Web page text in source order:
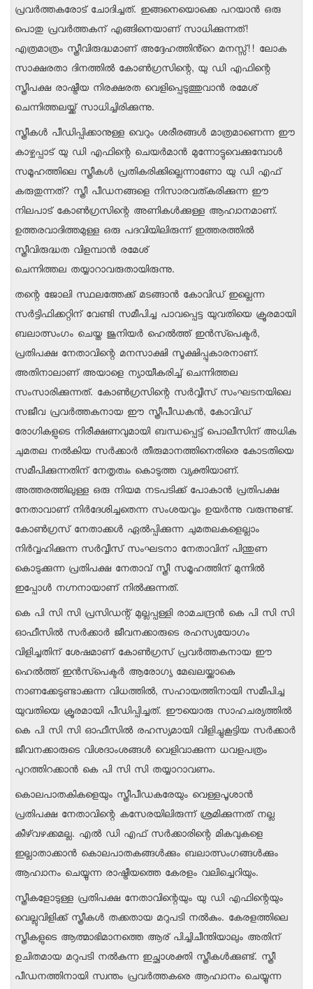
പ്രവർത്തകരോട് ചോദിച്ചത്. ഇങ്ങനെയൊക്കെ പറയാൻ ഒരു
പൊതു പ്രവർത്തകന് എങ്ങിനെയാണ് സാധിക്കുന്നത്!
എത്രമാത്രം സ്ത്രീവിരുദ്ധമാണ് അദ്ദേഹത്തിൻ്റെ മനസ്സ്!! ലോക
സാക്ഷരതാ ദിനത്തിൽ കോൺഗ്രസിന്റെ, യു ഡി എഫിന്റെ
സ്ത്രീപക്ഷ രാഷ്ട്രീയ നിരക്ഷരത വെളിപ്പെടുത്തുവാൻ രമേശ്
ചെന്നിത്തലയ്ക്ക് സാധിച്ചിരിക്കുന്നു.
സ്ത്രീകൾ പീഡിപ്പിക്കാനുള്ള വെറും ശരീരങ്ങൾ മാത്രമാണെന്ന ഈ
കാഴ്ചപ്പാട് യു ഡി എഫിന്റെ ചെയർമാൻ മുന്നോട്ടുവെക്കുമ്പോൾ
സമൂഹത്തിലെ സ്ത്രീകൾ പ്രതികരിക്കില്ലെന്നാണോ യു ഡി എഫ്
കരുതുന്നത്? സ്ത്രീ പീഡനങ്ങളെ നിസാരവത്‌കരിക്കുന്ന ഈ
നിലപാട് കോൺഗ്രസിന്റെ അണികൾക്കുള്ള ആഹ്വാനമാണ്.
ഉത്തരവാദിത്തമുള്ള ഒരു പദവിയിലിരുന്ന് ഇത്തരത്തിൽ
സ്ത്രീവിരുദ്ധത വിളമ്പാൻ രമേശ്
ചെന്നിത്തല തയ്യാറാവരുതായിരുന്നു.
തന്റെ ജോലി സ്ഥലത്തേക്ക് മടങ്ങാൻ കോവിഡ് ഇല്ലെന്ന
സർട്ടിഫിക്കറ്റിന് വേണ്ടി സമീപിച്ച പാവപ്പെട്ട യുവതിയെ ക്രൂരമായി
ബലാത്സംഗം ചെയ്ത ജൂനിയർ ഹെൽത്ത് ഇൻസ്പെക്ടർ,
പ്രതിപക്ഷ നേതാവിന്റെ മനസാക്ഷി സൂക്ഷിപ്പുകാരനാണ്.
അതിനാലാണ് അയാളെ ന്യായീകരിച്ച് ചെന്നിത്തല
സംസാരിക്കുന്നത്. കോൺഗ്രസിന്റെ സർവ്വീസ് സംഘടനയിലെ
സജീവ പ്രവർത്തകനായ ഈ സ്ത്രീപീഡകൻ, കോവിഡ്
രോഗികളുടെ നിരീക്ഷണവുമായി ബന്ധപ്പെട്ട് പൊലീസിന് അധിക
ചുമതല നൽകിയ സർക്കാർ തീരുമാനത്തിനെതിരെ കോടതിയെ
സമീപിക്കുന്നതിന് നേതൃത്വം കൊടുത്ത വ്യക്തിയാണ്.
അത്തരത്തിലുള്ള ഒരു നിയമ നടപടിക്ക് പോകാൻ പ്രതിപക്ഷ
നേതാവാണ് നിർദേശിച്ചതെന്ന സംശയവും ഉയർന്നു വരുന്നുണ്ട്.
കോൺഗ്രസ് നേതാക്കൾ ഏൽപ്പിക്കുന്ന ചുമതലകളെല്ലാം
നിർവ്വഹിക്കുന്ന സർവ്വീസ് സംഘടനാ നേതാവിന് പിന്തുണ
കൊടുക്കുന്ന പ്രതിപക്ഷ നേതാവ് സ്ത്രീ സമൂഹത്തിന് മുന്നിൽ
ഇപ്പോൾ നഗ്നനായാണ് നിൽക്കുന്നത്.
കെ പി സി സി പ്രസിഡന്റ് മുല്ലപ്പള്ളി രാമചന്ദ്രൻ കെ പി സി സി
ഓഫീസിൽ സർക്കാർ ജീവനക്കാരുടെ രഹസ്യയോഗം
വിളിച്ചതിന് ശേഷമാണ് കോൺഗ്രസ് പ്രവർത്തകനായ ഈ
ഹെൽത്ത് ഇൻസ്പെക്ടർ ആരോഗ്യ മേഖലയ്ക്കാകെ
നാണക്കേടുണ്ടാക്കുന്ന വിധത്തിൽ, സഹായത്തിനായി സമീപിച്ച
യുവതിയെ ക്രൂരമായി പീഡിപ്പിച്ചത്. ഈയൊരു സാഹചര്യത്തിൽ
കെ പി സി സി ഓഫീസിൽ രഹസ്യമായി വിളിച്ചുകൂട്ടിയ സർക്കാർ
ജീവനക്കാരുടെ വിശദാംശങ്ങൾ വെളിവാക്കുന്ന ധവളപത്രം
പുറത്തിറക്കാൻ കെ പി സി സി തയ്യാറാവണം.
കൊലപാതകികളെയും സ്ത്രീപീഡകരേയും വെള്ളപൂശാൻ
പ്രതിപക്ഷ നേതാവിന്റെ കസേരയിലിരുന്ന് ശ്രമിക്കുന്നത് നല്ല
കീഴ്‌വഴക്കമല്ല. എൽ ഡി എഫ് സർക്കാരിന്റെ മികവുകളെ
ഇല്ലാതാക്കാൻ കൊലപാതകങ്ങൾക്കും ബലാത്സംഗങ്ങൾക്കും
ആഹ്വാനം ചെയ്യുന്ന രാഷ്ട്രീയത്തെ കേരളം വലിച്ചെറിയും.
സ്ത്രീകളോടുള്ള പ്രതിപക്ഷ നേതാവിന്റെയും യു ഡി എഫിന്റെയും
വെല്ലുവിളിക്ക് സ്ത്രീകൾ തക്കതായ മറുപടി നൽകും. കേരളത്തിലെ
സ്ത്രീകളുടെ ആത്മാഭിമാനത്തെ ആര് പിച്ചിചീന്തിയാലും അതിന്
ഉചിതമായ മറുപടി നൽകുന്ന ഇച്ഛാശക്തി സ്ത്രീകൾക്കുണ്ട്. സ്ത്രീ
പീഡനത്തിനായി സ്വന്തം പ്രവർത്തകരെ ആഹ്വാനം ചെയ്യുന്ന